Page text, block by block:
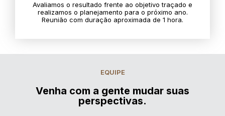
Avaliamos o resultado frente ao objetivo traçado e
realizamos o planejamento para o próximo ano.
Reunião com duração aproximada de 1 hora.
EQUIPE
Venha com a gente mudar suas
perspectivas.